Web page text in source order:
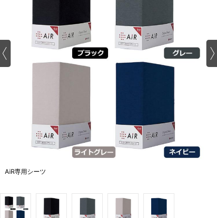
AiR専用シーツ